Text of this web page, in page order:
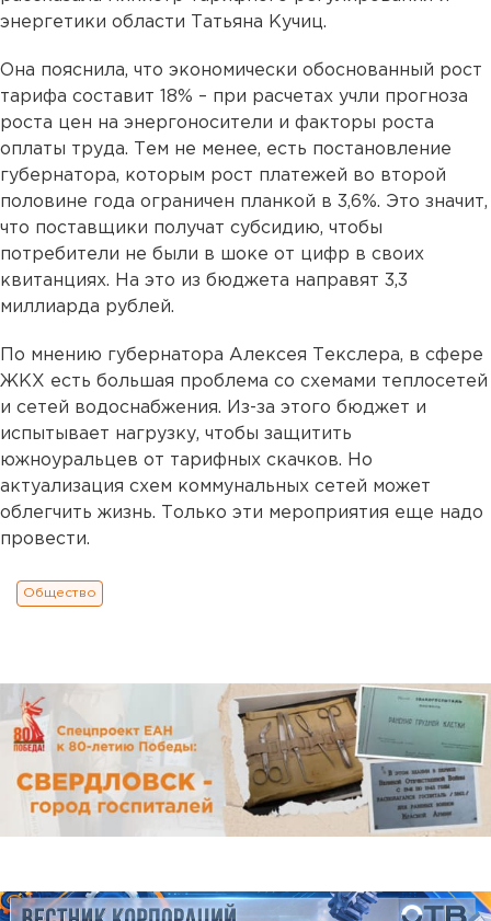
энергетики области Татьяна Кучиц.
Она пояснила, что экономически обоснованный рост
тарифа составит 18% – при расчетах учли прогноза
роста цен на энергоносители и факторы роста
оплаты труда. Тем не менее, есть постановление
губернатора, которым рост платежей во второй
половине года ограничен планкой в 3,6%. Это значит,
что поставщики получат субсидию, чтобы
потребители не были в шоке от цифр в своих
квитанциях. На это из бюджета направят 3,3
миллиарда рублей.
По мнению губернатора Алексея Текслера, в сфере
ЖКХ есть большая проблема со схемами теплосетей
и сетей водоснабжения. Из-за этого бюджет и
испытывает нагрузку, чтобы защитить
южноуральцев от тарифных скачков. Но
актуализация схем коммунальных сетей может
облегчить жизнь. Только эти мероприятия еще надо
провести.
Общество